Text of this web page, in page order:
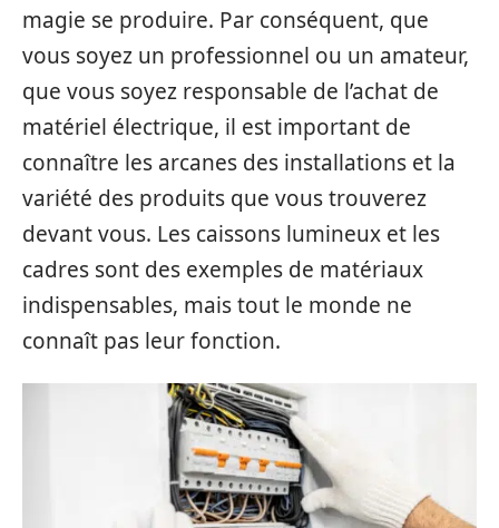
magie se produire. Par conséquent, que
vous soyez un professionnel ou un amateur,
que vous soyez responsable de l’achat de
matériel électrique, il est important de
connaître les arcanes des installations et la
variété des produits que vous trouverez
devant vous. Les caissons lumineux et les
cadres sont des exemples de matériaux
indispensables, mais tout le monde ne
connaît pas leur fonction.